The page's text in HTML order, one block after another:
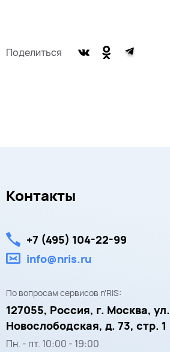
Поделиться
Контакты
+7 (495) 104-22-99
info@nris.ru
По вопросам сервисов n'RIS:
127055, Россия, г. Москва, ул.
Новослободская, д. 73, стр. 1
Пн. - пт. 10:00 - 19:00